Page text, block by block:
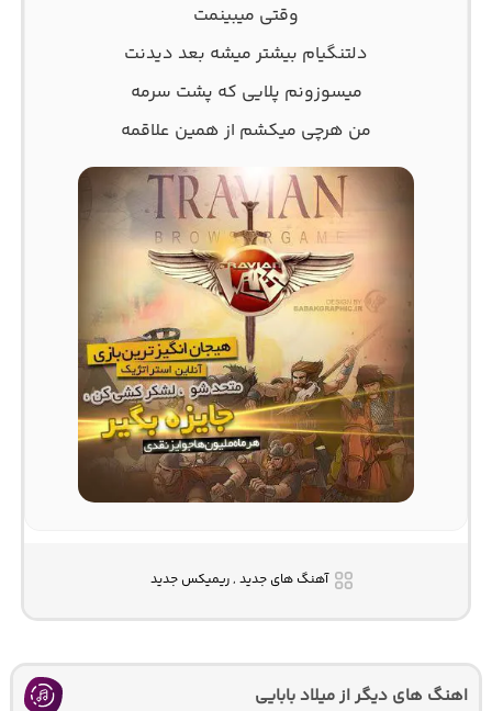
وقتی میبینمت
دلتنگیام بیشتر میشه بعد دیدنت
میسوزونم پلایی که پشت سرمه
من هرچی میکشم از همین علاقمه
آهنگ های جدید , ریمیکس جدید
اهنگ های دیگر از میلاد بابایی